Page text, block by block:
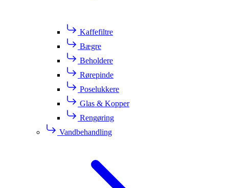
Kaffefiltre
Bægre
Beholdere
Rørepinde
Poselukkere
Glas & Kopper
Rengøring
Vandbehandling